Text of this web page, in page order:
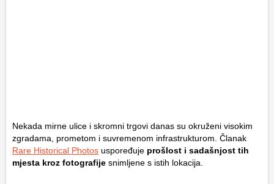
Nekada mirne ulice i skromni trgovi danas su okruženi visokim
zgradama, prometom i suvremenom infrastrukturom. Članak
Rare Historical Photos uspoređuje prošlost i sadašnjost tih
mjesta kroz fotografije snimljene s istih lokacija.